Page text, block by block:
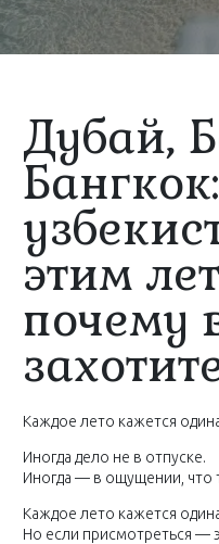
Дубай,
этим
почему
Каждое лето кажется
Иногда дело не в отпуске.
Иногда — в ощущении, что
Каждое лето кажется
Но если присмотреться —